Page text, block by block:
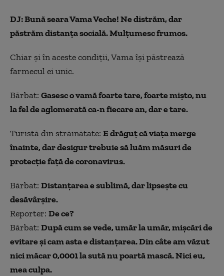
DJ: Bună seara Vama Veche! Ne distrăm, dar
păstrăm distanța socială. Mulțumesc frumos.
Chiar și în aceste condiții, Vama își păstrează
farmecul ei unic.
Bărbat: Gasesc o vamă foarte tare, foarte mișto, nu
la fel de aglomerată ca-n fiecare an, dar e tare.
Turistă din străinătate: E drăguț că viața merge
înainte, dar desigur trebuie să luăm măsuri de
protecție față de coronavirus.
Bărbat: Distanțarea e sublimă, dar lipsește cu
desăvârșire.
Reporter: De ce?
Bărbat: După cum se vede, umăr la umăr, mișcări de
evitare și cam asta e distanțarea. Din câte am văzut
nici măcar 0,0001 la sută nu poartă mască. Nici eu,
mea culpa.